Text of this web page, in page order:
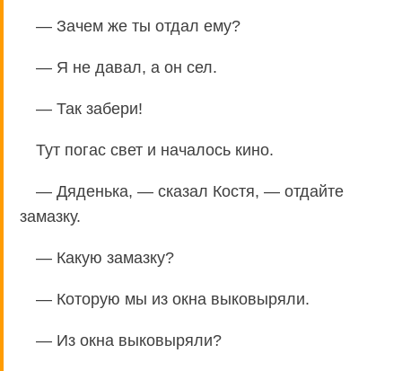
— Зачем же ты отдал ему?
— Я не давал, а он сел.
— Так забери!
Тут погас свет и началось кино.
— Дяденька, — сказал Костя, — отдайте
замазку.
— Какую замазку?
— Которую мы из окна выковыряли.
— Из окна выковыряли?